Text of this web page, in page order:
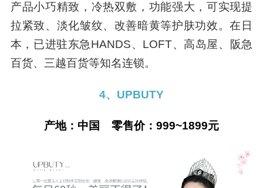
产品小巧精致，冷热双敷，功能强大，可实现提
拉紧致、淡化皱纹、改善暗黄等护肤功效。在日
本，已进驻东急HANDS、LOFT、高岛屋、阪急
百货、三越百货等知名连锁。
4、UPBUTY
产地：中国 零售价：999~1899元